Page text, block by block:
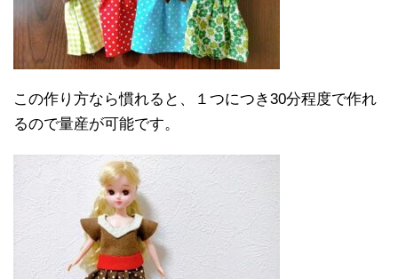
この作り方なら慣れると、１つにつき30分程度で作れ
るので量産が可能です。